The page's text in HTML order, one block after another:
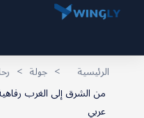
الرئيسية
الرئيسية > جولة >
من الشرق إلى الغرب
عربي